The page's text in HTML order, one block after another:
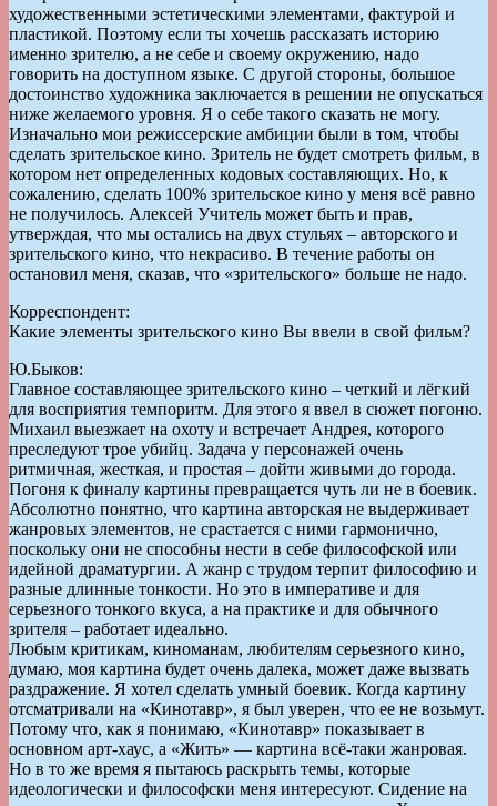
художественными эстетическими элементами, фактурой и
пластикой. Поэтому если ты хочешь рассказать историю
именно зрителю, а не себе и своему окружению, надо
говорить на доступном языке. С другой стороны, большое
достоинство художника заключается в решении не опускаться
ниже желаемого уровня. Я о себе такого сказать не могу.
Изначально мои режиссерские амбиции были в том, чтобы
сделать зрительское кино. Зритель не будет смотреть фильм, в
котором нет определенных кодовых составляющих. Но, к
сожалению, сделать 100% зрительское кино у меня всё равно
не получилось. Алексей Учитель может быть и прав,
утверждая, что мы остались на двух стульях – авторского и
зрительского кино, что некрасиво. В течение работы он
остановил меня, сказав, что «зрительского» больше не надо.
Корреспондент:
Какие элементы зрительского кино Вы ввели в свой фильм?
Ю.Быков:
Главное составляющее зрительского кино – четкий и лёгкий
для восприятия темпоритм. Для этого я ввел в сюжет погоню.
Михаил выезжает на охоту и встречает Андрея, которого
преследуют трое убийц. Задача у персонажей очень
ритмичная, жесткая, и простая – дойти живыми до города.
Погоня к финалу картины превращается чуть ли не в боевик.
Абсолютно понятно, что картина авторская не выдерживает
жанровых элементов, не срастается с ними гармонично,
поскольку они не способны нести в себе философской или
идейной драматургии. А жанр с трудом терпит философию и
разные длинные тонкости. Но это в императиве и для
серьезного тонкого вкуса, а на практике и для обычного
зрителя – работает идеально.
Любым критикам, киноманам, любителям серьезного кино,
думаю, моя картина будет очень далека, может даже вызвать
раздражение. Я хотел сделать умный боевик. Когда картину
отсматривали на «Кинотавр», я был уверен, что ее не возьмут.
Потому что, как я понимаю, «Кинотавр» показывает в
основном арт-хаус, а «Жить» — картина всё-таки жанровая.
Но в то же время я пытаюсь раскрыть темы, которые
идеологически и философски меня интересуют. Сидение на